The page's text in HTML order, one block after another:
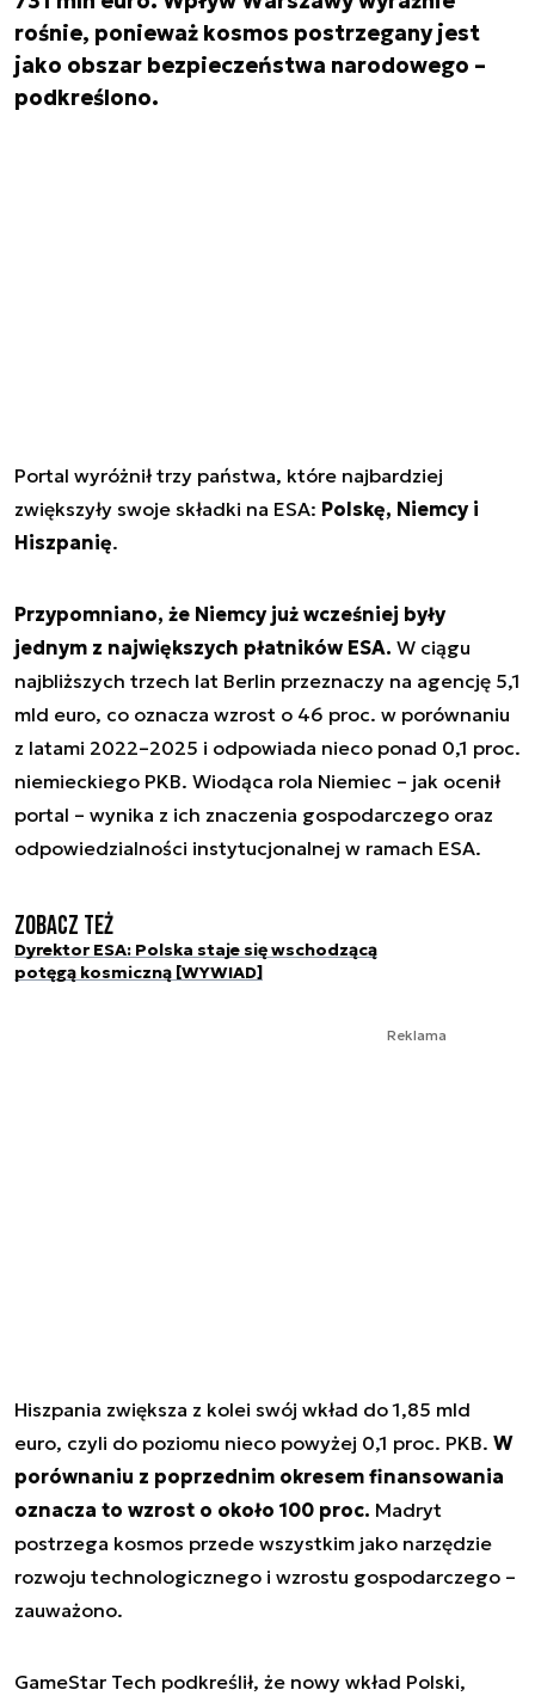
rośnie, ponieważ kosmos postrzegany jest
jako obszar bezpieczeństwa narodowego –
podkreślono.
Portal wyróżnił trzy państwa, które najbardziej
zwiększyły swoje składki na ESA: Polskę, Niemcy i
Hiszpanię.
Przypomniano, że Niemcy już wcześniej były
jednym z największych płatników ESA. W ciągu
najbliższych trzech lat Berlin przeznaczy na agencję 5,1
mld euro, co oznacza wzrost o 46 proc. w porównaniu
z latami 2022–2025 i odpowiada nieco ponad 0,1 proc.
niemieckiego PKB. Wiodąca rola Niemiec – jak ocenił
portal – wynika z ich znaczenia gospodarczego oraz
odpowiedzialności instytucjonalnej w ramach ESA.
Zobacz też
Dyrektor ESA: Polska staje się wschodzącą
potęgą kosmiczną [WYWIAD]
Reklama
Hiszpania zwiększa z kolei swój wkład do 1,85 mld
euro, czyli do poziomu nieco powyżej 0,1 proc. PKB. W
porównaniu z poprzednim okresem finansowania
oznacza to wzrost o około 100 proc. Madryt
postrzega kosmos przede wszystkim jako narzędzie
rozwoju technologicznego i wzrostu gospodarczego –
zauważono.
GameStar Tech podkreślił, że nowy wkład Polski,